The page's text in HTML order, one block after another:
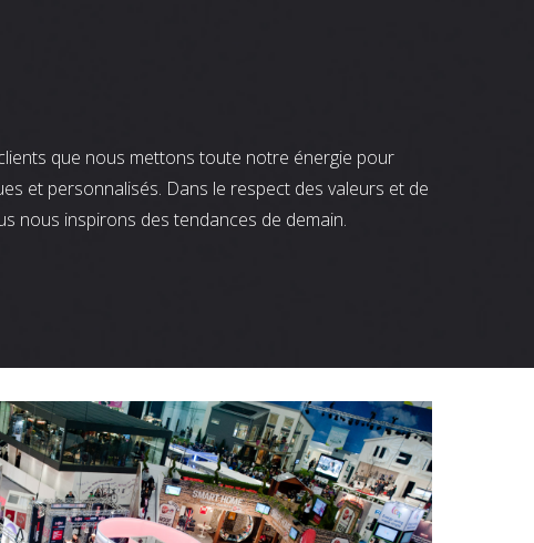
que nous mettons toute notre énergie pour
et personnalisés. Dans le respect des valeurs et de
nous inspirons des tendances de demain.